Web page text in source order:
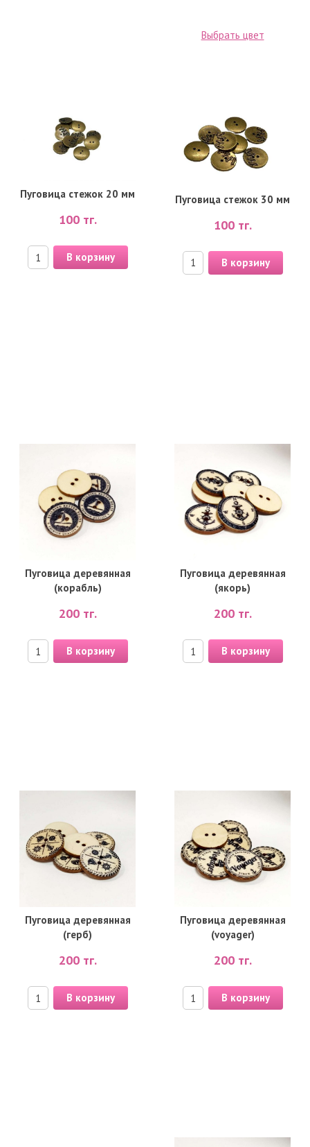
Выбрать цвет
Пуговица стежок 20 мм
100тг.
В корзину
Пуговица стежок 30 мм
100тг.
В корзину
Пуговица деревянная
(корабль)
200тг.
В корзину
Пуговица деревянная
(якорь)
200тг.
В корзину
Пуговица деревянная
(герб)
200тг.
В корзину
Пуговица деревянная
(voyager)
200тг.
В корзину